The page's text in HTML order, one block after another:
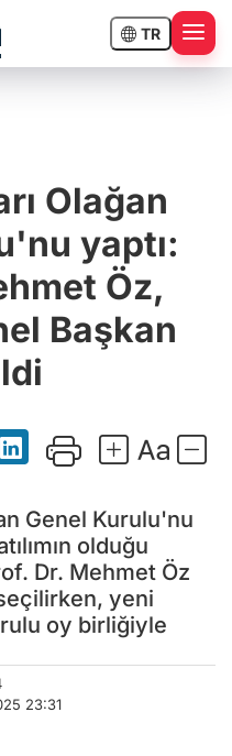
TR
Olağan
yaptı:
Öz,
Başkan
Genel Kurulu'nu
olduğu
Dr. Mehmet Öz
yeni
oy birliğiyle
23:31